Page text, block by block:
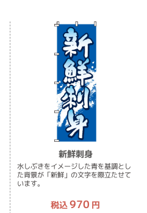
新鮮刺身
水しぶきをイメージした青を基調とし
た背景が「新鮮」の文字を際立たせて
います。
税込970 円